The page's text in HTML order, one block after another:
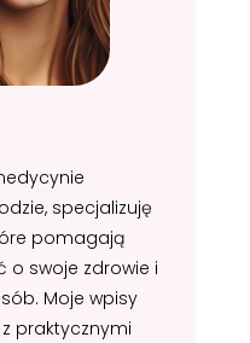
specjalizuję
pomagają
swoje zdrowie i
Moje wpisy
praktycznymi